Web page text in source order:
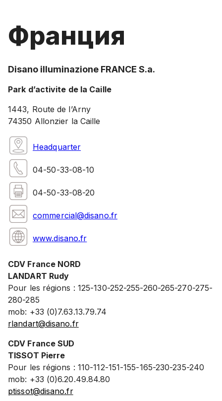
Франция
Disano illuminazione FRANCE S.a.
Park d’activite de la Caille
1443, Route de l’Arny
74350 Allonzier la Caille
Headquarter
04-50-33-08-10
04-50-33-08-20
commercial@disano.fr
www.disano.fr
CDV France NORD
LANDART Rudy
Pour les régions : 125-130-252-255-260-265-270-275-
280-285
mob: +33 (0)7.63.13.79.74
rlandart@disano.fr
CDV France SUD
TISSOT Pierre
Pour les régions : 110-112-151-155-165-230-235-240
mob: +33 (0)6.20.49.84.80
ptissot@disano.fr